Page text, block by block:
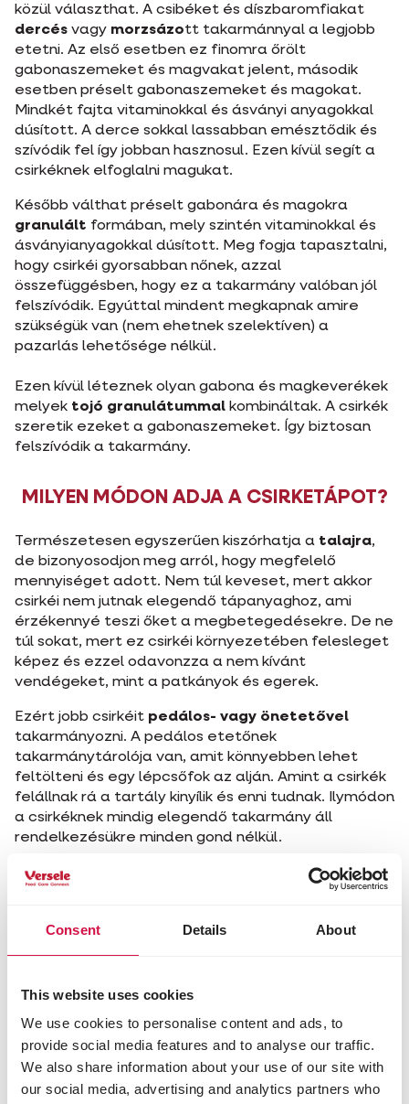
Consent Details About
This website uses cookies
We use cookies to personalise content and ads, to
provide social media features and to analyse our traffic.
We also share information about your use of our site with
our social media, advertising and analytics partners who
közül választhat. A csibéket és díszbaromfiakat
dercés vagy morzsázott takarmánnyal a legjobb
etetni. Az első esetben ez finomra őrölt
gabonaszemeket és magvakat jelent, második
esetben préselt gabonaszemeket és magokat.
Mindkét fajta vitaminokkal és ásványi anyagokkal
dúsított. A derce sokkal lassabban emésztődik és
szívódik fel így jobban hasznosul. Ezen kívül segít a
csirkéknek elfoglalni magukat.
Később válthat préselt gabonára és magokra
granulált formában, mely szintén vitaminokkal és
ásványianyagokkal dúsított. Meg fogja tapasztalni,
hogy csirkéi gyorsabban nőnek, azzal
összefüggésben, hogy ez a takarmány valóban jól
felszívódik. Egyúttal mindent megkapnak amire
szükségük van (nem ehetnek szelektíven) a
pazarlás lehetősége nélkül.
Ezen kívül léteznek olyan gabona és magkeverékek
melyek tojó granulátummal kombináltak. A csirkék
szeretik ezeket a gabonaszemeket. Így biztosan
felszívódik a takarmány.
MILYEN MÓDON ADJA A CSIRKETÁPOT?
Természetesen egyszerűen kiszórhatja a talajra,
de bizonyosodjon meg arról, hogy megfelelő
mennyiséget adott. Nem túl keveset, mert akkor
csirkéi nem jutnak elegendő tápanyaghoz, ami
érzékennyé teszi őket a megbetegedésekre. De ne
túl sokat, mert ez csirkéi környezetében felesleget
képez és ezzel odavonzza a nem kívánt
vendégeket, mint a patkányok és egerek.
Ezért jobb csirkéit pedálos- vagy önetetővel
takarmányozni. A pedálos etetőnek
takarmánytárolója van, amit könnyebben lehet
feltölteni és egy lépcsőfok az alján. Amint a csirkék
felállnak rá a tartály kinyílik és enni tudnak. Ilymódon
a csirkéknek mindig elegendő takarmány áll
rendelkezésükre minden gond nélkül.